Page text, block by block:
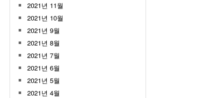
2021년 11월
2021년 10월
2021년 9월
2021년 8월
2021년 7월
2021년 6월
2021년 5월
2021년 4월